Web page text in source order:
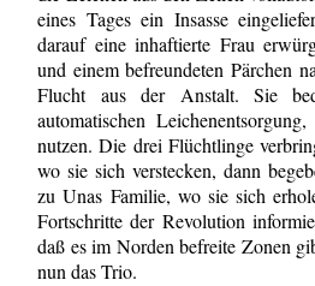
eines Tages ein Insasse
darauf eine inhaftierte Frau
und einem befreundeten Pärchen
Flucht aus der Anstalt. Sie
automatischen
nutzen. Die drei Flüchtlinge
wo sie sich verstecken, dann
zu Unas Familie, wo sie sich
Fortschritte der Revolution
daß es im Norden befreite Zonen
nun das Trio.